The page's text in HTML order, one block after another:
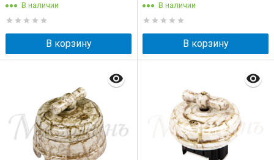
В наличии
В корзину
В наличии
В корзину